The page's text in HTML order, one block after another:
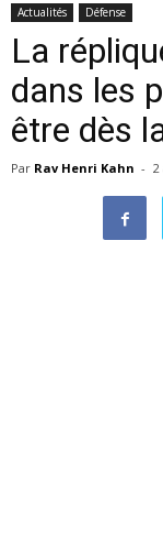
Actualités Défense
La
dans les
être dès
Par Rav Henri Kahn - 2